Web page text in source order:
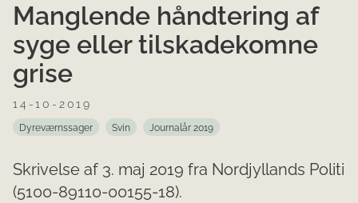
Manglende håndtering af
syge eller tilskadekomne
grise
14-10-2019
Dyreværnssager Svin Journalår 2019
Skrivelse af 3. maj 2019 fra Nordjyllands Politi
(5100-89110-00155-18).